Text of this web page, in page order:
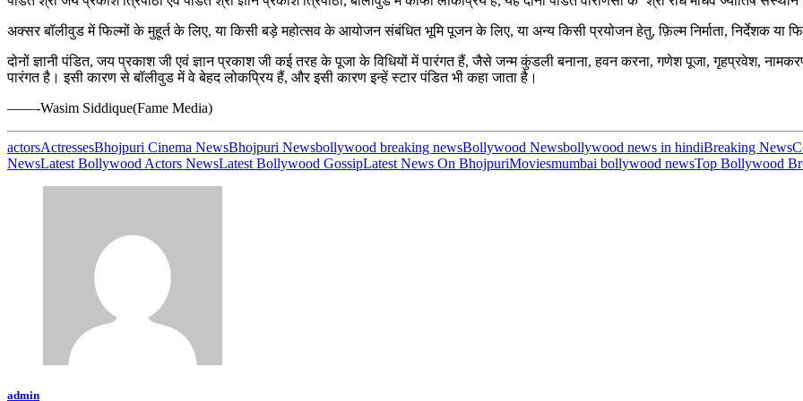
अक्सर बॉलीवुड में फिल्मों के मुहूर्त के लिए, या किसी बड़े महोत्सव के आयोजन संबंधित भूमि पूजन के लिए, या अन्य किसी प्रयोजन हेतु, फ़िल्म निर्माता, निर्देशक या
दोनों ज्ञानी पंडित, जय प्रकाश जी एवं ज्ञान प्रकाश जी कई तरह के पूजा के विधियों में पारंगत हैं, जैसे जन्म कुंडली बनाना, हवन करना, गणेश पूजा, गृहप्रवेश,
पारंगत है। इसी कारण से बॉलीवुड में वे बेहद लोकप्रिय हैं, और इसी कारण इन्हें स्टार पंडित भी कहा जाता है।
——-Wasim Siddique(Fame Media)
actorsActressesBhojpuri Cinema NewsBhojpuri Newsbollywood breaking newsBollywood Newsbollywood news in hindiBreaking News
NewsLatest Bollywood Actors NewsLatest Bollywood GossipLatest News On BhojpuriMoviesmumbai bollywood newsTop Bollywood
admin